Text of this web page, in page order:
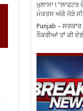
ਖੁਲਾਸਾ !
ਮੇਕਰਸ ਅੱਗੇ ਜੋੜੇ
Punjab –
ਨੌਕਰੀਆਂ ਤਾਂ ਕੀ